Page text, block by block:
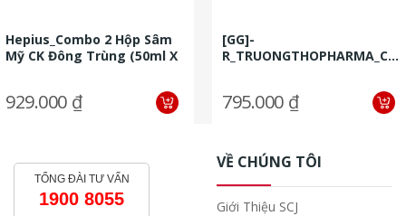
Hepius_Combo 2 Hộp Sâm
Mỹ CK Đông Trùng (50ml X
929.000 ₫
[GG]-
795.000 ₫
TỔNG ĐÀI TƯ VẤN
1900 8055
VỀ CHÚNG TÔI
Giới Thiệu SCJ